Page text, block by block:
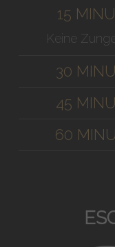
15
Keine
30
45
60